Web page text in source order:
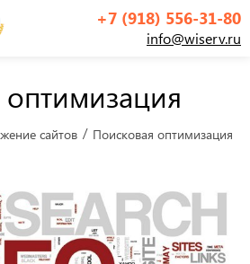
+7 (918) 556-31-80
info@wiserv.ru
сайтов Поисковая оптимизация